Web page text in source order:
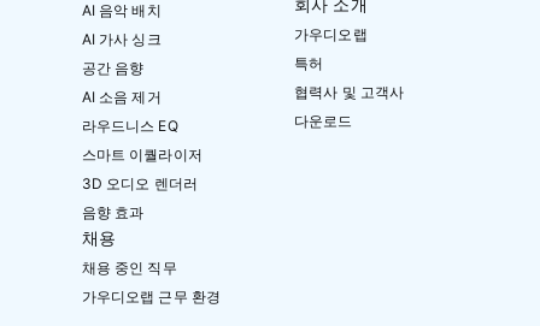
AI 음악 배치
AI 가사 싱크
공간 음향
AI 소음 제거
라우드니스 EQ
스마트 이퀄라이저
3D 오디오 렌더러
음향 효과
채용
채용 중인 직무
가우디오랩 근무 환경
가우디오랩
특허
협력사 및 고객사
다운로드